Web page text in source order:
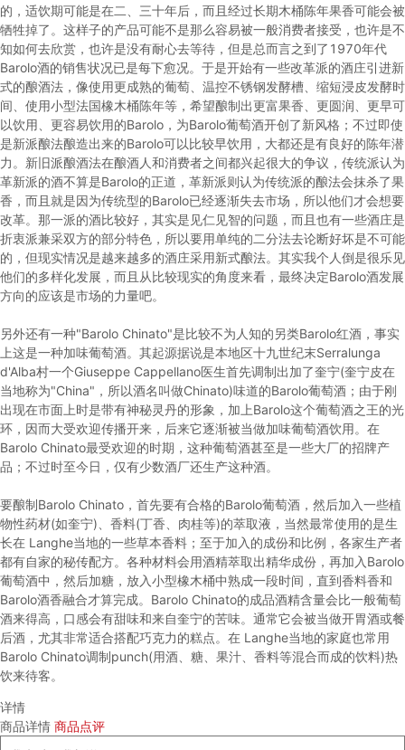
的，适饮期可能是在二、三十年后，而且经过长期木桶陈年果香可能会被
牺牲掉了。这样子的产品可能不是那么容易被一般消费者接受，也许是不
知如何去欣赏，也许是没有耐心去等待，但是总而言之到了1970年代
Barolo酒的销售状况已是每下愈况。于是开始有一些改革派的酒庄引进新
式的酿酒法，像使用更成熟的葡萄、温控不锈钢发酵槽、缩短浸皮发酵时
间、使用小型法国橡木桶陈年等，希望酿制出更富果香、更圆润、更早可
以饮用、更容易饮用的Barolo，为Barolo葡萄酒开创了新风格；不过即使
是新派酿法酿造出来的Barolo可以比较早饮用，大都还是有良好的陈年潜
力。新旧派酿酒法在酿酒人和消费者之间都兴起很大的争议，传统派认为
革新派的酒不算是Barolo的正道，革新派则认为传统派的酿法会抹杀了果
香，而且就是因为传统型的Barolo已经逐渐失去市场，所以他们才会想要
改革。那一派的酒比较好，其实是见仁见智的问题，而且也有一些酒庄是
折衷派兼采双方的部分特色，所以要用单纯的二分法去论断好坏是不可能
的，但现实情况是越来越多的酒庄采用新式酿法。其实我个人倒是很乐见
他们的多样化发展，而且从比较现实的角度来看，最终决定Barolo酒发展
方向的应该是市场的力量吧。
另外还有一种"Barolo Chinato"是比较不为人知的另类Barolo红酒，事实
上这是一种加味葡萄酒。其起源据说是本地区十九世纪末Serralunga
d'Alba村一个Giuseppe Cappellano医生首先调制出加了奎宁(奎宁皮在
当地称为"China"，所以酒名叫做Chinato)味道的Barolo葡萄酒；由于刚
出现在市面上时是带有神秘灵丹的形象，加上Barolo这个葡萄酒之王的光
环，因而大受欢迎传播开来，后来它逐渐被当做加味葡萄酒饮用。在
Barolo Chinato最受欢迎的时期，这种葡萄酒甚至是一些大厂的招牌产
品；不过时至今日，仅有少数酒厂还生产这种酒。
要酿制Barolo Chinato，首先要有合格的Barolo葡萄酒，然后加入一些植
物性药材(如奎宁)、香料(丁香、肉桂等)的萃取液，当然最常使用的是生
长在 Langhe当地的一些草本香料；至于加入的成份和比例，各家生产者
都有自家的秘传配方。各种材料会用酒精萃取出精华成份，再加入Barolo
葡萄酒中，然后加糖，放入小型橡木桶中熟成一段时间，直到香料香和
Barolo酒香融合才算完成。Barolo Chinato的成品酒精含量会比一般葡萄
酒来得高，口感会有甜味和来自奎宁的苦味。通常它会被当做开胃酒或餐
后酒，尤其非常适合搭配巧克力的糕点。在 Langhe当地的家庭也常用
Barolo Chinato调制punch(用酒、糖、果汁、香料等混合而成的饮料)热
饮来待客。
详情
商品详情 商品点评